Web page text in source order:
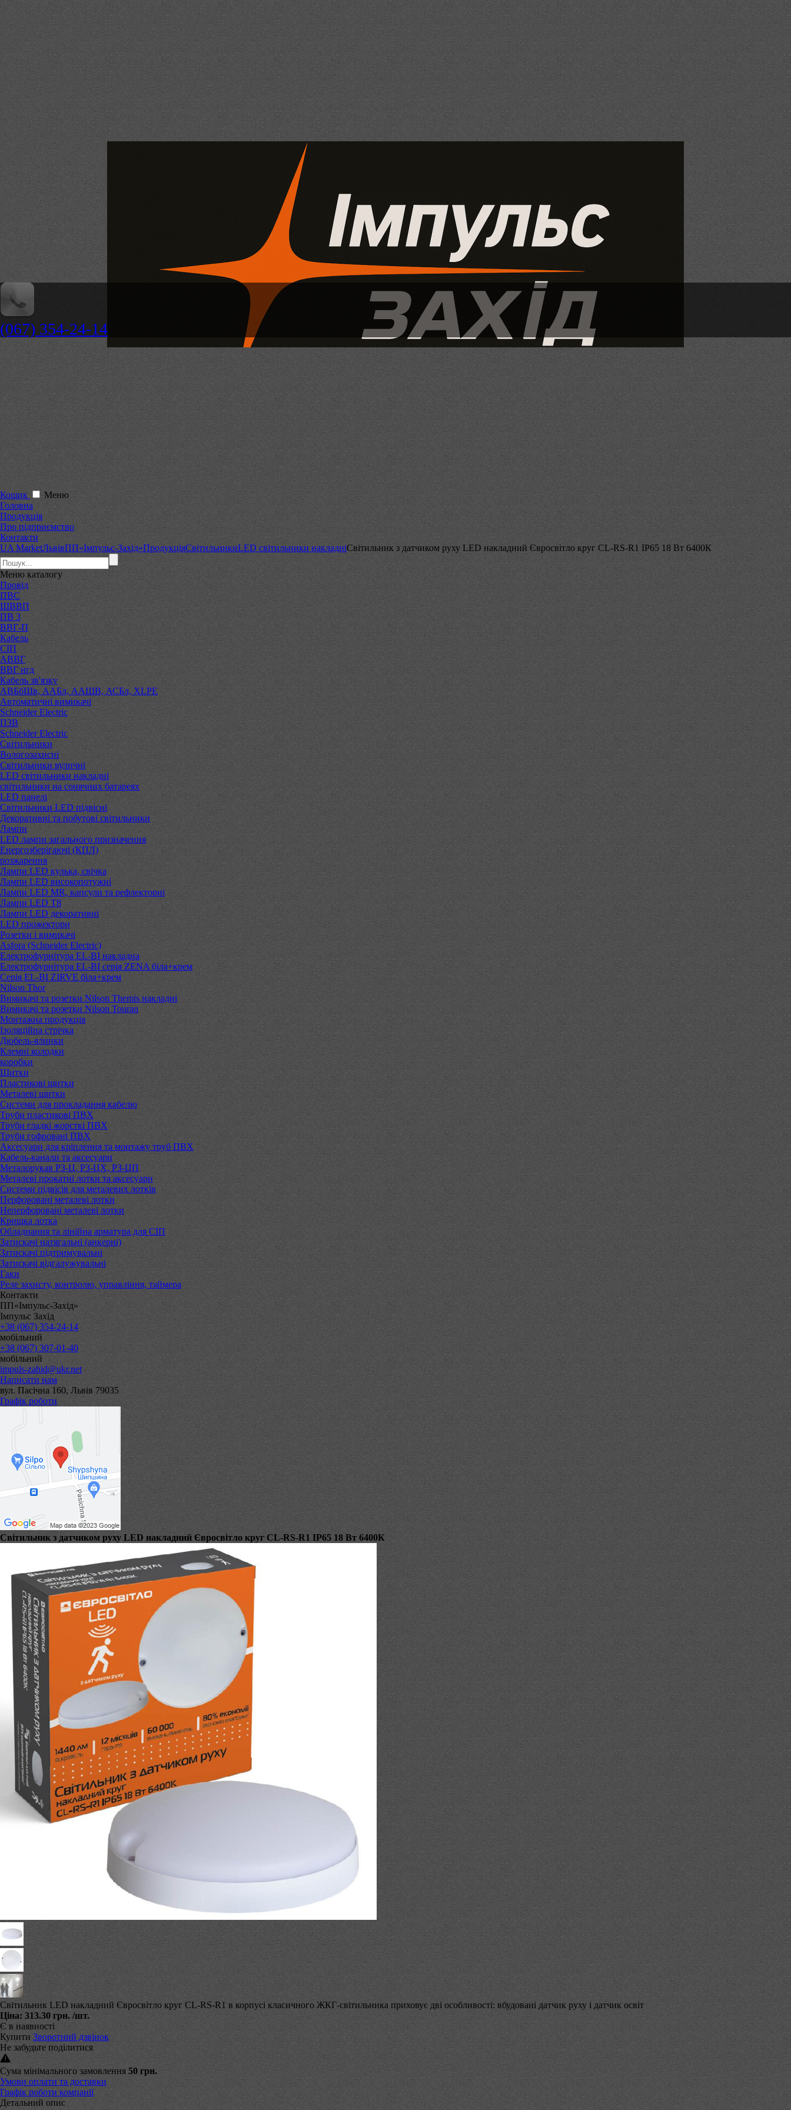
(067) 354-24-14
Кошик
Меню
Головна
Продукція
Про підприємство
Контакти
UA MarketЛьвівПП«Імпульс-Захід»ПродукціяСвітильникиLED світильники накладніСвітильник з датчиком руху LED накладний Євросвітло круг CL-RS-R1 IP65 18 Вт 6400К
Меню каталогу
Провід
ПВС
ШВВП
ПВ 3
ВВГ-П
Кабель
СІП
АВВГ
ВВГ нгд
Кабель зв'язку
АВБбШв, ААБл, ААШВ, АСБл, XLPE
Автоматичні вимикачі
Schneider Electric
ПЗВ
Schneider Electric
Світильники
Вологозахисні
Світильники вуличні
LED світильники накладні
світильники на сонячних батареях
LED панелі
Світильники LED підвісні
Декоративні та побутові світильники
Лампи
LED лампи загального призначення
Енергозберігаючі (КПЛ)
розжарення
Лампи LED кулька, свічка
Лампи LED високопотужні
Лампи LED MR, капсули та рефлекторні
Лампи LED Т8
Лампи LED декоративні
LED прожектори
Розетки і вимикачі
Asfora (Schneider Electric)
Електрофурнітура EL-BI накладна
Електрофурнітура EL-BI серія ZENA біла+крем
Серія EL-BI ZIRVE біла+крем
Nilson Thor
Вимикачі та розетки Nilson Themis накладні
Вимикачі та розетки Nilson Touran
Монтажна продукція
Ізоляційна стрічка
Дюбель-ялинки
Клемні колодки
коробки
Щитки
Пластикові щитки
Металеві щитки
Системи для прокладання кабелю
Труби пластикові ПВХ
Труби гладкі жорсткі ПВХ
Труби гофровані ПВХ
Аксесуари для кріплення та монтажу труб ПВХ
Кабель-канали та аксесуари
Металорукав РЗ-Ц, РЗ-ЦХ, РЗ-ЦП
Металеві прокатні лотки та аксесуари
Системи підвісів для металевих лотків
Перфоровані металеві лотки
Неперфоровані металеві лотки
Кришка лотка
Обладнання та лінійна арматура для СІП
Затискачі натягальні (анкерні)
Затискачі підтримувальні
Затискачі відгалужувальні
Гаки
Реле захисту, контролю, управління, таймера
Контакти
ПП«Імпульс-Захід»
Імпульс Захід
+38 (067) 354-24-14
мобільний
+38 (067) 307-01-40
мобільний
impuls-zahid@ukr.net
Написати нам
вул. Пасічна 160, Львів 79035
Графік роботи
Світильник з датчиком руху LED накладний Євросвітло круг CL-RS-R1 IP65 18 Вт 6400К
Світильник LED накладний Євросвітло круг CL-RS-R1 в корпусі класичного ЖКГ-світильника приховує дві особливості: вбудовані датчик руху і датчик освіт
Ціна: 313.30 грн. /шт.
Є в наявності
Купити Зворотний дзвінок
Не забудьте поділитися
Сума мінімального замовлення 50 грн.
Умови оплати та доставки
Графік роботи компанії
Детальний опис